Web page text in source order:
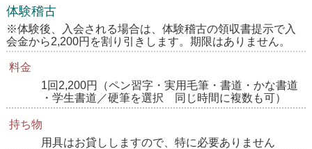
体験稽古
※体験後、入会される場合は、体験稽古の領収書提示で入
会金から2,200円を割り引きします。期限はありません。
料金
1回2,200円（ペン習字・実用毛筆・書道・かな書道
・学生書道／硬筆を選択 同じ時間に複数も可）
持ち物
用具はお貸ししますので、特に必要ありません